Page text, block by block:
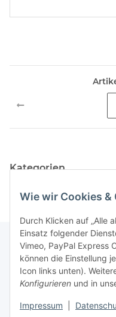
Kategorien
Informationen
Gesetzliche
Wie wir Cookies &
Durch Klicken auf „Alle
Einsatz folgender
Vimeo, PayPal Express
können die Einstellung
Icon links unten).
Konfigurieren und in
Impressum